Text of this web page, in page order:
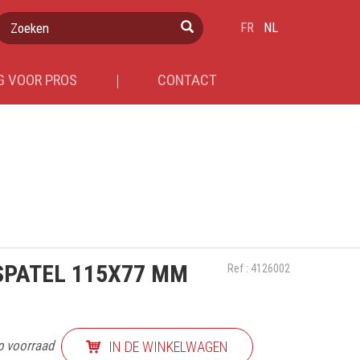
FR NL
VOOR PROS CONTACT
Ref : 4126002
115X77 MM
voorraad IN DE WINKELWAGEN